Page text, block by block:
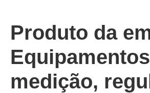
Produto da
medição,